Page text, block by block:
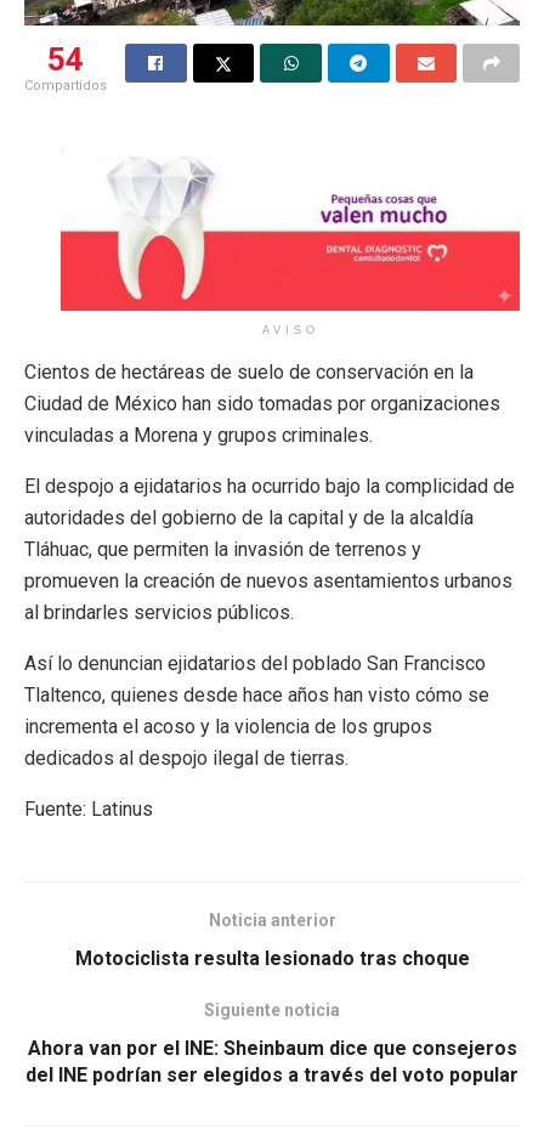
54
Compartidos
AVISO
Cientos de hectáreas de suelo de conservación en la
Ciudad de México han sido tomadas por organizaciones
vinculadas a Morena y grupos criminales.
El despojo a ejidatarios ha ocurrido bajo la complicidad de
autoridades del gobierno de la capital y de la alcaldía
Tláhuac, que permiten la invasión de terrenos y
promueven la creación de nuevos asentamientos urbanos
al brindarles servicios públicos.
Así lo denuncian ejidatarios del poblado San Francisco
Tlaltenco, quienes desde hace años han visto cómo se
incrementa el acoso y la violencia de los grupos
dedicados al despojo ilegal de tierras.
Fuente: Latinus
Noticia anterior
Motociclista resulta lesionado tras choque
Siguiente noticia
Ahora van por el INE: Sheinbaum dice que consejeros
del INE podrían ser elegidos a través del voto popular